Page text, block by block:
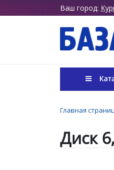
Ваш город:
Главная
Диск